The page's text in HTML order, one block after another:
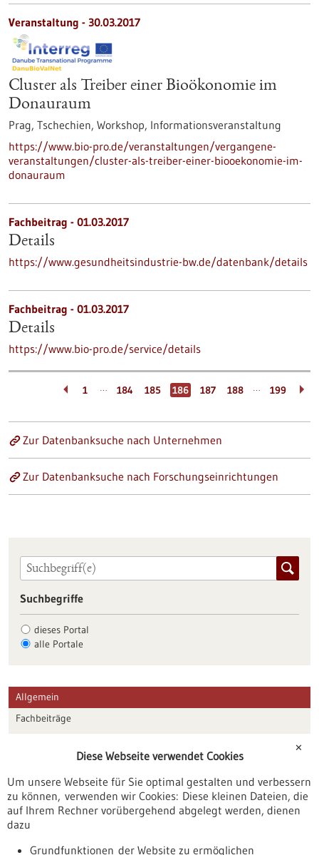
Veranstaltung - 30.03.2017
Cluster als Treiber einer Bioökonomie im
Donauraum
Prag, Tschechien, Workshop, Informationsveranstaltung
https://www.bio-pro.de/veranstaltungen/vergangene-
veranstaltungen/cluster-als-treiber-einer-biooekonomie-im-
donauraum
Fachbeitrag - 01.03.2017
Details
https://www.gesundheitsindustrie-bw.de/datenbank/details
Fachbeitrag - 01.03.2017
Details
https://www.bio-pro.de/service/details
1 … 184 185 186 187 188 … 199
Zur Datenbanksuche nach Unternehmen
Zur Datenbanksuche nach Forschungseinrichtungen
Suchbegriffe
dieses Portal
alle Portale
Allgemein
Fachbeiträge
Veranstaltungen
Erscheinungsdatum
✕
Diese Webseite verwendet Cookies
Um unsere Webseite für Sie optimal gestalten und verbessern
zu können, verwenden wir Cookies: Diese kleinen Dateien, die
auf Ihrem Rechner vorübergehend abgelegt werden, dienen
dazu
Grundfunktionen der Website zu ermöglichen